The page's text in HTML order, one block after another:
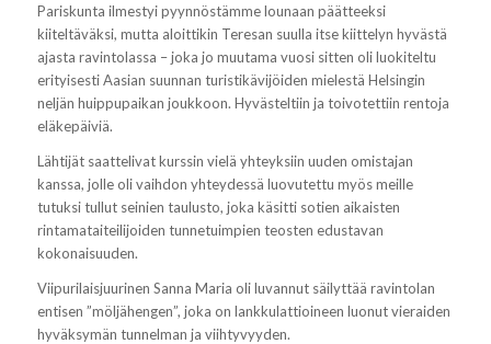
Pariskunta ilmestyi pyynnöstämme lounaan päätteeksi
kiiteltäväksi, mutta aloittikin Teresan suulla itse kiittelyn hyvästä
ajasta ravintolassa – joka jo muutama vuosi sitten oli luokiteltu
erityisesti Aasian suunnan turistikävijöiden mielestä Helsingin
neljän huippupaikan joukkoon. Hyvästeltiin ja toivotettiin rentoja
eläkepäiviä.
Lähtijät saattelivat kurssin vielä yhteyksiin uuden omistajan
kanssa, jolle oli vaihdon yhteydessä luovutettu myös meille
tutuksi tullut seinien taulusto, joka käsitti sotien aikaisten
rintamataiteilijoiden tunnetuimpien teosten edustavan
kokonaisuuden.
Viipurilaisjuurinen Sanna Maria oli luvannut säilyttää ravintolan
entisen ”möljähengen”, joka on lankkulattioineen luonut vieraiden
hyväksymän tunnelman ja viihtyvyyden.